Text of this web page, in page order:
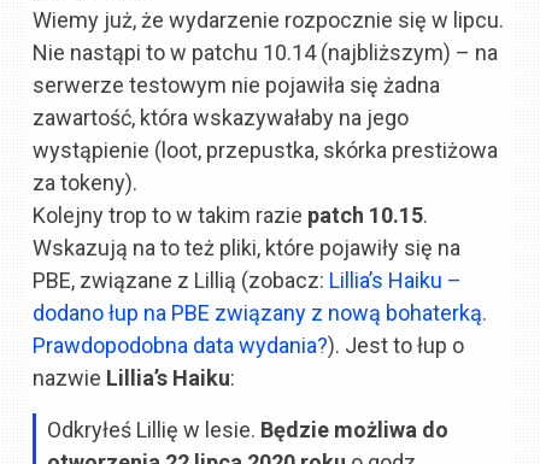
Wiemy już, że wydarzenie rozpocznie się w lipcu.
Nie nastąpi to w patchu 10.14 (najbliższym) – na
serwerze testowym nie pojawiła się żadna
zawartość, która wskazywałaby na jego
wystąpienie (loot, przepustka, skórka prestiżowa
za tokeny).
Kolejny trop to w takim razie patch 10.15.
Wskazują na to też pliki, które pojawiły się na
PBE, związane z Lillią (zobacz: Lillia’s Haiku –
dodano łup na PBE związany z nową bohaterką.
Prawdopodobna data wydania?). Jest to łup o
nazwie Lillia’s Haiku:
Odkryłeś Lillię w lesie. Będzie możliwa do